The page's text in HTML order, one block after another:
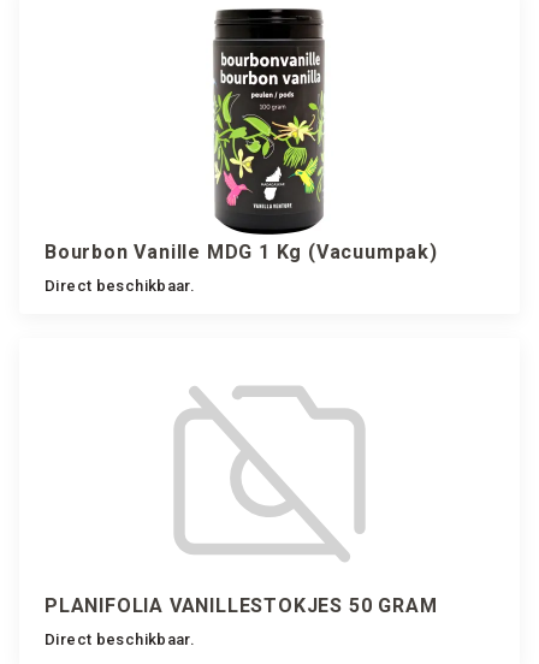
Bourbon Vanille MDG 1 Kg (vacuumpak)
Direct beschikbaar.
PLANIFOLIA VANILLESTOKJES 50 GRAM
Direct beschikbaar.